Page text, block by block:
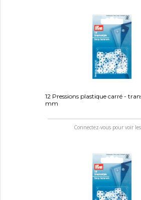
12 Pressions plastique carré -
mm
Connectez-vous pour voir